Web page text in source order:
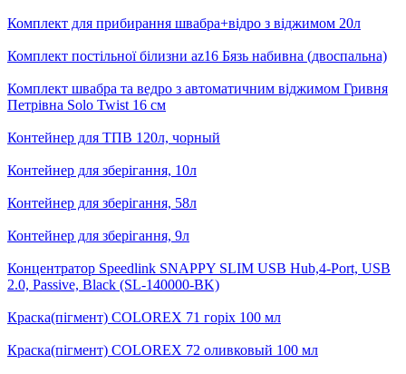
Комплект для прибирання швабра+відро з віджимом 20л
Комплект постільної білизни az16 Бязь набивна (двоспальна)
Комплект швабра та ведро з автоматичним віджимом Гривня
Петрівна Solo Twist 16 см
Контейнер для ТПВ 120л, чорный
Контейнер для зберігання, 10л
Контейнер для зберігання, 58л
Контейнер для зберігання, 9л
Концентратор Speedlink SNAPPY SLIM USB Hub,4-Port, USB
2.0, Passive, Black (SL-140000-BK)
Краска(пігмент) COLOREX 71 горіх 100 мл
Краска(пігмент) COLOREX 72 оливковый 100 мл